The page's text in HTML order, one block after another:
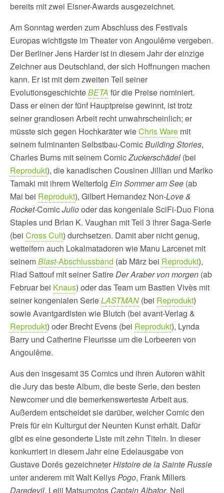
bereits mit zwei Eisner-Awards ausgezeichnet.
Am Sonntag werden zum Abschluss des Festivals
Europas wichtigste im Theater von Angoulême vergeben.
Der Berliner Jens Harder ist in diesem Jahr der einzige
Zeichner aus Deutschland, der sich Hoffnungen machen
kann. Er ist mit dem zweiten Teil seiner
EvolutionsgeschichteBETA für die Preise nominiert.
Dass er einen der fünf Hauptpreise gewinnt, ist trotz
seiner grandiosen Arbeit recht unwahrscheinlich; er
müsste sich gegen Hochkaräter wieChris Ware mit
seinem fulminanten Selbstbau-ComicBuilding Stories,
Charles Burns mit seinem ComicZuckerschädel (bei
Reprodukt), die kanadischen Cousinen Jillian und Mariko
Tamaki mit ihrem Welterfolg Ein Sommer am See (ab
Mai bei Reprodukt), Gilbert Hernandez Non-Love &
Rocket-ComicJuliooder das kongeniale SciFi-Duo Fiona
Staples und Brian K. Vaughan mit Teil 3 ihrer Saga-Serie
(bei Cross Cult) durchsetzen. Damit aber nicht genug,
wetteifern auch Lokalmatadoren wie Manu Larcenet mit
seinemBlast-Abschlussband (ab März bei Reprodukt),
Riad Sattouf mit seiner SatireDer Araber von morgen (ab
Februar bei Knaus) oder das Team um Bastien Vivès mit
seiner kongenialen SerieLASTMAN (bei Reprodukt)
sowie Avantgardisten wie Blutch (bei avant-Verlag &
Reprodukt) oder Brecht Evens (bei Reprodukt), Lynda
Barry und Catherine Fleurisse um die Lorbeeren von
Angoulême.
Aus den insgesamt 35 Comics und ihren Autoren wählt
die Jury das beste Album, die beste Serie, den besten
Newcomer und die bemerkenswerteste Arbeit aus.
Außerdem entscheidet sie darüber, welcher Comic den
Preis für ein Kulturgut der Neunten Kunst erhält. Dafür
gibt es eine gesonderte Liste mit zehn Titeln. In dieser
konkurriert in diesem Jahr eine Edelausgabe von
Gustave Dorés gezeichneterHistoire de la Sainte Russie
unter anderem mit Walt KellysPogo, Frank Millers
Daredevil, Leiji Matsumotos Captain Albator, Neil